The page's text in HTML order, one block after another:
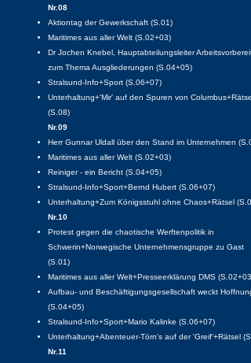
Nr.08
Aktiontag der Gewerkschaft (S.01)
Maritimes aus aller Welt (S.02+03)
Dr Jochen Knebel, Hauptabteilungsleiter
zum Thema Ausgliederungen (S.04+05)
Stralsund-Info+Sport (S.06+07)
Unterhaltung+'Mir' auf den Spuren von Columbus+Rätsel
(S.08)
Nr.09
Herr Gunnar Uldall über den Stand im Unternehmen
Maritimes aus aller Welt (S.02+03)
Reiniger - ein Bericht (S.04+05)
Stralsund-Info+Sport+Bernd Hubert (S.06+07)
Unterhaltung+Zum Königsstuhl ohne Chaos+Rätsel
Nr.10
Protest gegen die chaotische Werftenpolitik in
Schwerin+Norwegische Unternehmensgruppe zu Gast
(S.01)
Maritimes aus aller Welt+Presseerklärung DMS (S.02+03)
Aufbau- und Beschäftigungsgesellschaft weckt
(S.04+05)
Stralsund-Info+Sport+Mario Kalinke (S.06+07)
Unterhaltung+Abenteuer-Törn's auf der 'Greif'+Rätsel
Nr.11